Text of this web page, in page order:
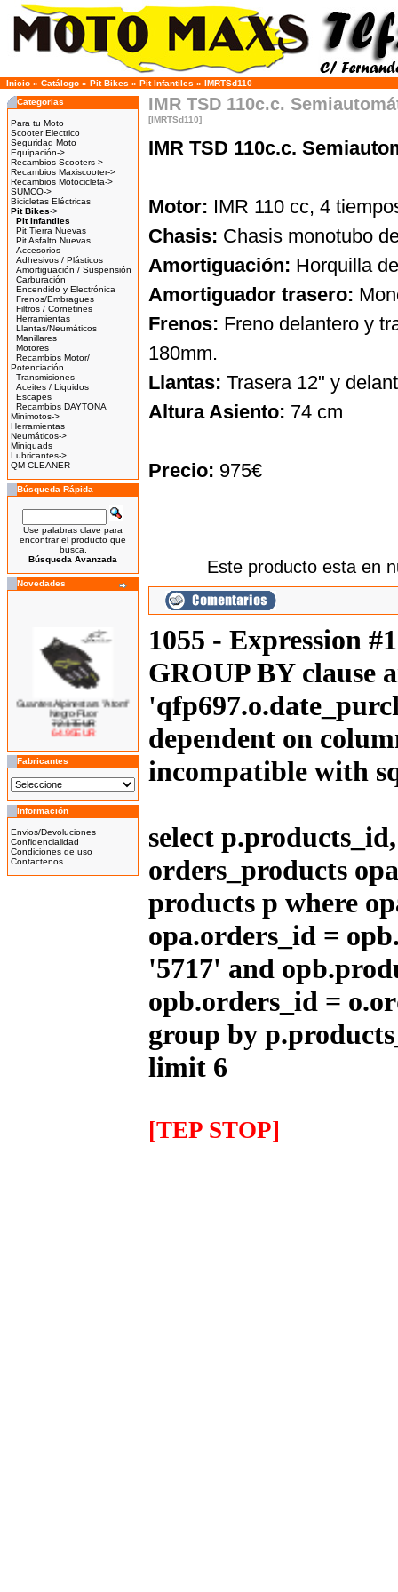
Inicio » Catálogo » Pit Bikes » Pit Infantiles » IMRTSd110
Categorias
Para tu Moto
Scooter Electrico
Seguridad Moto
Equipación->
Recambios Scooters->
Recambios Maxiscooter->
Recambios Motocicleta->
SUMCO->
Bicicletas Eléctricas
Pit Bikes->
Pit Infantiles
Pit Tierra Nuevas
Pit Asfalto Nuevas
Accesorios
Adhesivos / Plásticos
Amortiguación / Suspensión
Carburación
Encendido y Electrónica
Frenos/Embragues
Filtros / Cornetines
Herramientas
Llantas/Neumáticos
Manillares
Motores
Recambios Motor/
Potenciación
Transmisiones
Aceites / Liquidos
Escapes
Recambios DAYTONA
Minimotos->
Herramientas
Neumáticos->
Miniquads
Lubricantes->
QM CLEANER
Búsqueda Rápida
Use palabras clave para
encontrar el producto que
busca.
Búsqueda Avanzada
Novedades
Guantes Alpinestars "Atom"
Negro-Fluor
72.17EUR
64.95EUR
---------
Bicicleta Eléctrica Niño 100w
14''
425.00EUR
---------
Fabricantes
Información
Envios/Devoluciones
Confidencialidad
Condiciones de uso
Contactenos
IMR TSD 110c.c.
[IMRTSd110]
IMR TSD 110c.c.
Motor: IMR 110 cc, 4
Chasis: Chasis monotubo
Amortiguación: Horquilla
Amortiguador trasero:
Frenos: Freno delantero y
180mm.
Llantas: Trasera 12" y
Altura Asiento: 74 cm
Precio: 975€
Este producto esta en
1055 - Expression
GROUP BY clause
dependent on
incompatible with
select
orders_products
products p where
opa.orders_id =
'5717' and
opb.orders_id =
group by
limit 6
[TEP STOP]